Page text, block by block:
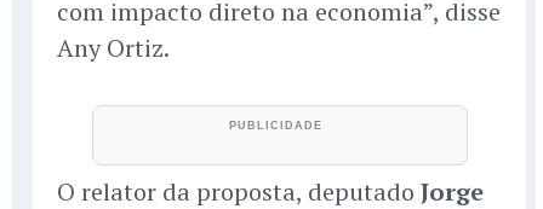
com impacto direto na economia”, disse
Any Ortiz.
O relator da proposta, deputado Jorge